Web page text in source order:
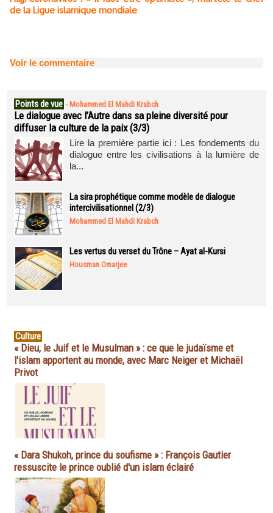
de la Ligue islamique mondiale
Voir le commentaire
Points de vue - Mohammed El Mahdi Krabch
Le dialogue avec l’Autre dans sa pleine diversité pour
diffuser la culture de la paix (3/3)
Lire la première partie ici : Les fondements du
dialogue entre les civilisations à la lumière de
la...
La sira prophétique comme modèle de dialogue
intercivilisationnel (2/3)
Mohammed El Mahdi Krabch
Les vertus du verset du Trône – Ayat al-Kursi
Housman Omarjee
Culture
« Dieu, le Juif et le Musulman » : ce que le judaïsme et
l'islam apportent au monde, avec Marc Neiger et Michaël
Privot
« Dara Shukoh, prince du soufisme » : François Gautier
ressuscite le prince oublié d'un islam éclairé